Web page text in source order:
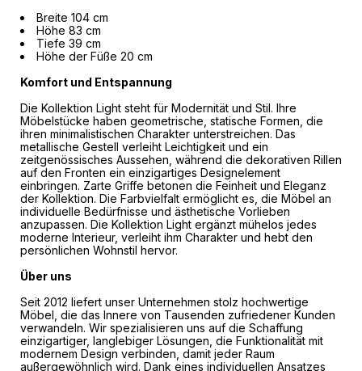
Breite 104 cm
Höhe 83 cm
Tiefe 39 cm
Höhe der Füße 20 cm
Komfort und Entspannung
Die Kollektion Light steht für Modernität und Stil. Ihre
Möbelstücke haben geometrische, statische Formen, die
ihren minimalistischen Charakter unterstreichen. Das
metallische Gestell verleiht Leichtigkeit und ein
zeitgenössisches Aussehen, während die dekorativen Rillen
auf den Fronten ein einzigartiges Designelement
einbringen. Zarte Griffe betonen die Feinheit und Eleganz
der Kollektion. Die Farbvielfalt ermöglicht es, die Möbel an
individuelle Bedürfnisse und ästhetische Vorlieben
anzupassen. Die Kollektion Light ergänzt mühelos jedes
moderne Interieur, verleiht ihm Charakter und hebt den
persönlichen Wohnstil hervor.
Über uns
Seit 2012 liefert unser Unternehmen stolz hochwertige
Möbel, die das Innere von Tausenden zufriedener Kunden
verwandeln. Wir spezialisieren uns auf die Schaffung
einzigartiger, langlebiger Lösungen, die Funktionalität mit
modernem Design verbinden, damit jeder Raum
außergewöhnlich wird. Dank eines individuellen Ansatzes